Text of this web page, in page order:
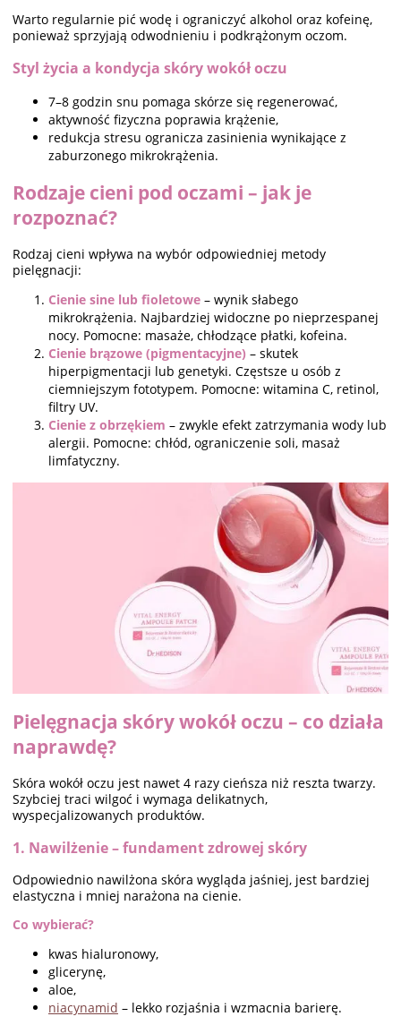
Warto regularnie pić wodę i ograniczyć alkohol oraz kofeinę,
ponieważ sprzyjają odwodnieniu i podkrążonym oczom.
Styl życia a kondycja skóry wokół oczu
7–8 godzin snu pomaga skórze się regenerować,
aktywność fizyczna poprawia krążenie,
redukcja stresu ogranicza zasinienia wynikające z
zaburzonego mikrokrążenia.
Rodzaje cieni pod oczami – jak je
rozpoznać?
Rodzaj cieni wpływa na wybór odpowiedniej metody
pielęgnacji:
Cienie sine lub fioletowe – wynik słabego
mikrokrążenia. Najbardziej widoczne po nieprzespanej
nocy. Pomocne: masaże, chłodzące płatki, kofeina.
Cienie brązowe (pigmentacyjne) – skutek
hiperpigmentacji lub genetyki. Częstsze u osób z
ciemniejszym fototypem. Pomocne: witamina C, retinol,
filtry UV.
Cienie z obrzękiem – zwykle efekt zatrzymania wody lub
alergii. Pomocne: chłód, ograniczenie soli, masaż
limfatyczny.
Pielęgnacja skóry wokół oczu – co działa
naprawdę?
Skóra wokół oczu jest nawet 4 razy cieńsza niż reszta twarzy.
Szybciej traci wilgoć i wymaga delikatnych,
wyspecjalizowanych produktów.
1. Nawilżenie – fundament zdrowej skóry
Odpowiednio nawilżona skóra wygląda jaśniej, jest bardziej
elastyczna i mniej narażona na cienie.
Co wybierać?
kwas hialuronowy,
glicerynę,
aloe,
niacynamid – lekko rozjaśnia i wzmacnia barierę.